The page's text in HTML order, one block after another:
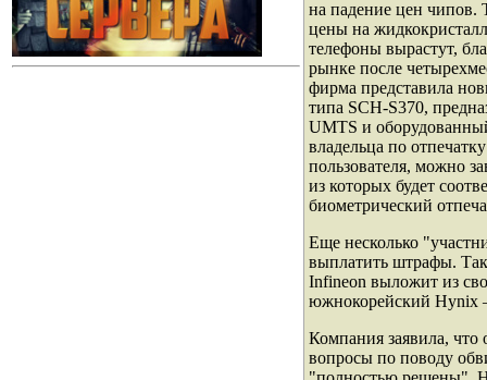
на падение цен чипов.
цены на
телефоны вырастут,
рынке после
фирма представила
типа SCH-S370,
UMTS и
владельца по
пользователя, можно
из которых будет
биометрический
Еще несколько
выплатить штрафы.
Infineon выложит из
южнокорейский Hynix
Компания заявила, что
вопросы по поводу